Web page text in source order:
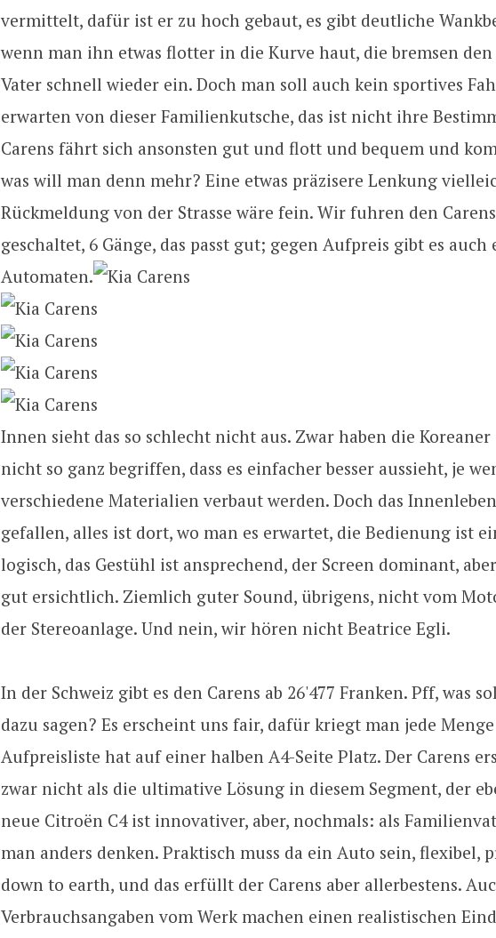
vermittelt, dafür ist er zu hoch gebaut, es gibt deutliche
wenn man ihn etwas flotter in die Kurve haut, die bremsen
Vater schnell wieder ein. Doch man soll auch kein sportives
erwarten von dieser Familienkutsche, das ist nicht ihre
Carens fährt sich ansonsten gut und flott und bequem und
was will man denn mehr? Eine etwas präzisere Lenkung
Rückmeldung von der Strasse wäre fein. Wir fuhren den
geschaltet, 6 Gänge, das passt gut; gegen Aufpreis gibt es auch
Automaten.
Innen sieht das so schlecht nicht aus. Zwar haben die
nicht so ganz begriffen, dass es einfacher besser aussieht, je
verschiedene Materialien verbaut werden. Doch das
gefallen, alles ist dort, wo man es erwartet, die Bedienung ist
logisch, das Gestühl ist ansprechend, der Screen dominant,
gut ersichtlich. Ziemlich guter Sound, übrigens, nicht vom
der Stereoanlage. Und nein, wir hören nicht Beatrice Egli.
In der Schweiz gibt es den Carens ab 26'477 Franken. Pff, was
dazu sagen? Es erscheint uns fair, dafür kriegt man jede
Aufpreisliste hat auf einer halben A4-Seite Platz. Der Carens
zwar nicht als die ultimative Lösung in diesem Segment, der
neue Citroën C4 ist innovativer, aber, nochmals: als
man anders denken. Praktisch muss da ein Auto sein, flexibel,
down to earth, und das erfüllt der Carens aber allerbestens.
Verbrauchsangaben vom Werk machen einen realistischen